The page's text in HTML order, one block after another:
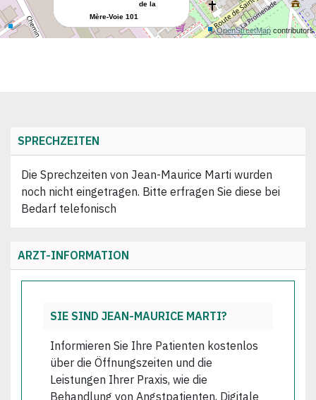
SPRECHZEITEN
Die Sprechzeiten von Jean-Maurice Marti wurden
noch nicht eingetragen. Bitte erfragen Sie diese bei
Bedarf telefonisch
ARZT-INFORMATION
SIE SIND JEAN-MAURICE MARTI?
Informieren Sie Ihre Patienten kostenlos
über die Öffnungszeiten und die
Leistungen Ihrer Praxis, wie die
Behandlung von Angstpatienten, Digitale